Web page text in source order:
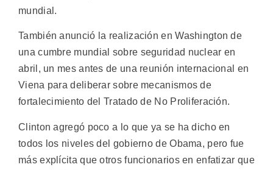
mundial.
También anunció la realización en Washington de
una cumbre mundial sobre seguridad nuclear en
abril, un mes antes de una reunión internacional en
Viena para deliberar sobre mecanismos de
fortalecimiento del Tratado de No Proliferación.
Clinton agregó poco a lo que ya se ha dicho en
todos los niveles del gobierno de Obama, pero fue
más explícita que otros funcionarios en enfatizar que